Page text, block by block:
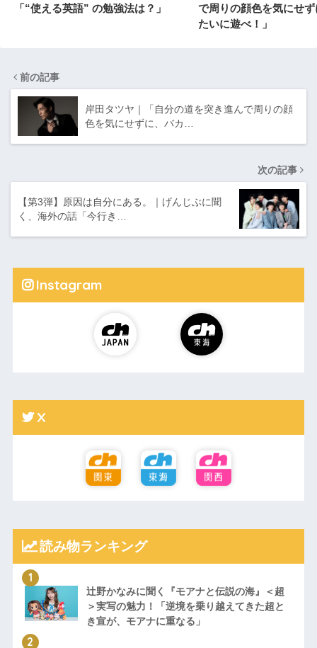
「“使える英語” の勉強法は？」
で周りの顔色を気にせ
たいに遊べ！」
前の記事
岸田タツヤ｜「自分の道を突き進んで周りの顔
色を気にせずに、バカ…
次の記事
【第3弾】原因は自分にある。｜げんじぶに聞
く、海外の話「今行き…
Instagram
X
読み物ランキング
辻野かなみに聞く『モアナと伝説の海』＜超
＞実写の魅力！「逆境を乗り越えてきた超と
き宣が、モアナに重なる」